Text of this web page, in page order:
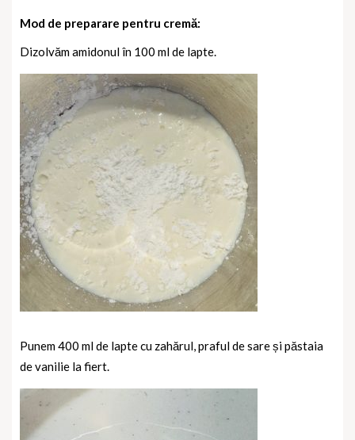
Mod de preparare pentru cremă:
Dizolvăm amidonul în 100 ml de lapte.
Punem 400 ml de lapte cu zahărul, praful de sare și păstaia
de vanilie la fiert.